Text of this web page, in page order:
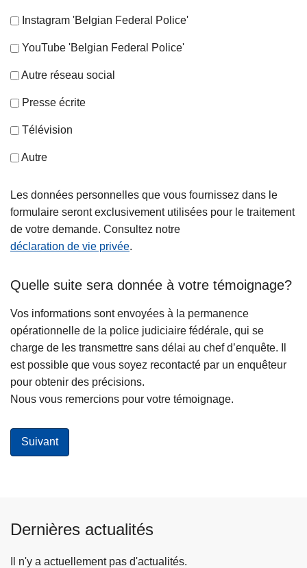
Instagram 'Belgian Federal Police'
YouTube 'Belgian Federal Police'
Autre réseau social
Presse écrite
Télévision
Autre
Les données personnelles que vous fournissez dans le
formulaire seront exclusivement utilisées pour le traitement
de votre demande. Consultez notre
déclaration de vie privée.
Quelle suite sera donnée à votre témoignage?
Vos informations sont envoyées à la permanence
opérationnelle de la police judiciaire fédérale, qui se
charge de les transmettre sans délai au chef d’enquête. Il
est possible que vous soyez recontacté par un enquêteur
pour obtenir des précisions.
Nous vous remercions pour votre témoignage.
Dernières actualités
Il n'y a actuellement pas d'actualités.